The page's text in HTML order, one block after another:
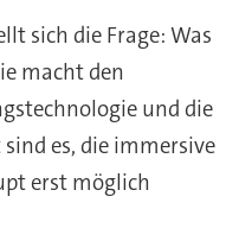
sich die Frage: Was
macht den
und die
es, die immersive
erst möglich